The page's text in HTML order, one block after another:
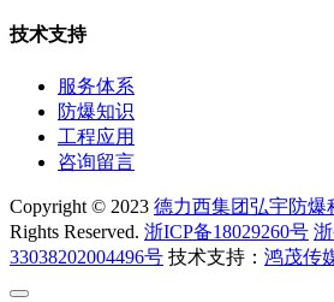
技术支持
服务体系
防爆知识
工程应用
咨询留言
Copyright © 2023 德力西集团弘宇防爆
Rights Reserved. 浙ICP备18029260号
33038202004496号 技术支持： 鸿茂传